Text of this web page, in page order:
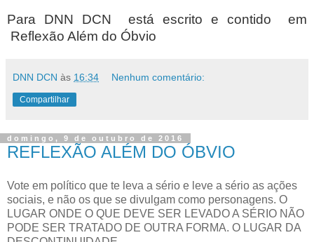
Para DNN DCN está escrito e contido em
Reflexão Além do Óbvio
DNN DCN às 16:34 Nenhum comentário:
Compartilhar
domingo, 9 de outubro de 2016
REFLEXÃO ALÉM DO ÓBVIO
Vote em político que te leva a sério e leve a sério as ações
sociais, e não os que se divulgam como personagens. O
LUGAR ONDE O QUE DEVE SER LEVADO A SÉRIO NÃO
PODE SER TRATADO DE OUTRA FORMA. O LUGAR DA